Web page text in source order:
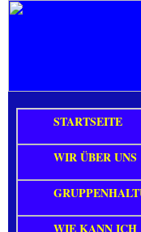
STARTSEITE
WIR ÜBER UNS
WIE KANN ICH